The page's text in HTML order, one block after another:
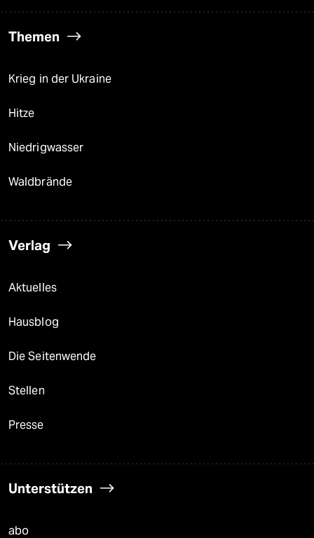
Themen
Krieg in der Ukraine
Hitze
Niedrigwasser
Waldbrände
Verlag
Aktuelles
Hausblog
Die Seitenwende
Stellen
Presse
Unterstützen
abo